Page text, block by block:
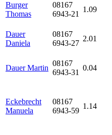
Burger
Thomas
08167
6943-21
1.09
Dauer
Daniela
08167
6943-27
2.01
Dauer Martin
08167
6943-31
0.04
Eckebrecht
Manuela
08167
6943-59
1.14